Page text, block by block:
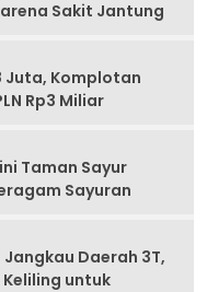
Sakit Jantung
Juta, Komplotan
Rp3 Miliar
Taman Sayur
Sayuran
Jangkau Daerah 3T,
Keliling untuk